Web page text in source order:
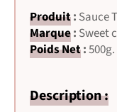
Produit: Sauce
Marque: Sweet
Poids Net:500g.
Description :